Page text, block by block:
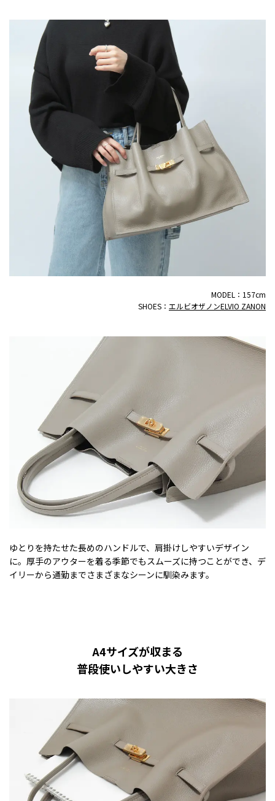
MODEL：157cm
SHOES： エルビオザノンELVIO ZANON
ゆとりを持たせた長めのハンドルで、肩掛けしやすいデザイン
に。厚手のアウターを着る季節でもスムーズに持つことができ、デ
イリーから通勤までさまざまなシーンに馴染みます。
A4サイズが収まる
普段使いしやすい大きさ